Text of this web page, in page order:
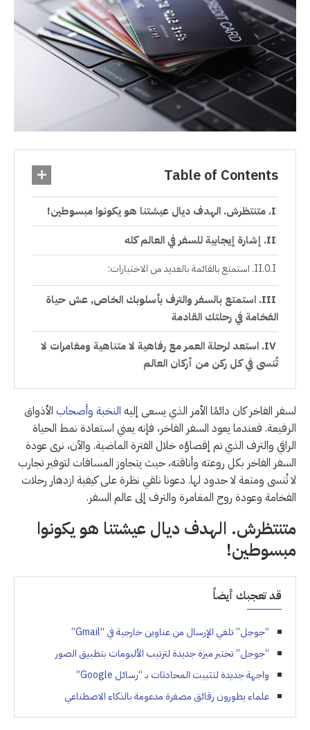
Table of Contents
متنتظرش. الهدف ديال عيشتنا هو يكونوا مبسوطين!
إشارة إيجابية للسفر في العالم كله
استمتع بالقائمة بالعديد من الاختيارات:
استمتع بالسفر والترف بأسلوبك الخاص, عش حياة
الفخامة في رحلتك القادمة
استعد لرحلة العمر مع رفاهية لا متناهية ومغامرات لا
تُنسى في كل ركن من أركان العالم
لسفر الفاخر كان دائمًا الأمر الذي يسعى إليه النخبة وأصحاب الأذواق
الرفيعة. فعندما يعود السفر الفاخر، فإنه يعني استعادة نمط الحياة
الراقي والترف الذي تم إقصاؤه خلال الفترة الماضية. والآن، نرى عودة
السفر الفاخر بكل روعته وأناقته، حيث يتجاوز المسافات لتوفير تجارب
لا تُنسى ومتعة لا حدود لها. دعونا نلقي نظرة على كيفية ازدهار رحلات
الفخامة وعودة روح المغامرة والترف إلى عالم السفر.
متنتظرش. الهدف ديال عيشتنا هو يكونوا
مبسوطين!
قد تعجبك أيضاً
“جوجل” تلغي الإرسال من عناوين خارجية في “Gmail”
“جوجل” تختبر ميزة جديدة لترتيب الألبومات بتطبيق الصور
واجهة جديدة لتثبيت المحادثات بـ “رسائل Google”
علماء يطورون رقائق مصغرة مدعومة بالذكاء الاصطناعي